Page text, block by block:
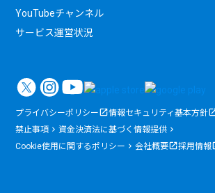
YouTubeチャンネル
サービス運営状況
プライバシーポリシー 情報セキュリティ基本方針
禁止事項
資金決済法に基づく情報提供
Cookie使用に関するポリシー
会社概要 採用情報